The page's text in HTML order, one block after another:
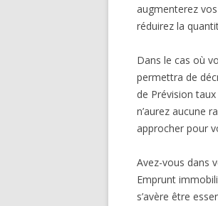
augmenterez
réduirez la
Dans le cas où
permettra de
de Prévision
n’aurez aucune
approcher pour
Avez-vous dans
Emprunt
s’avère être